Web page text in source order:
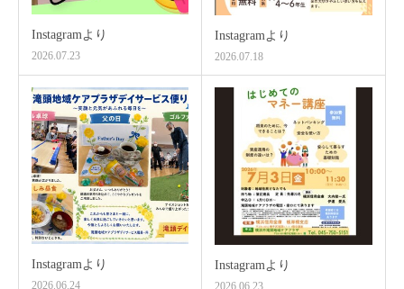
Instagramより
2026.07.23
Instagramより
2026.07.18
Instagramより
2026.06.24
Instagramより
2026.06.23